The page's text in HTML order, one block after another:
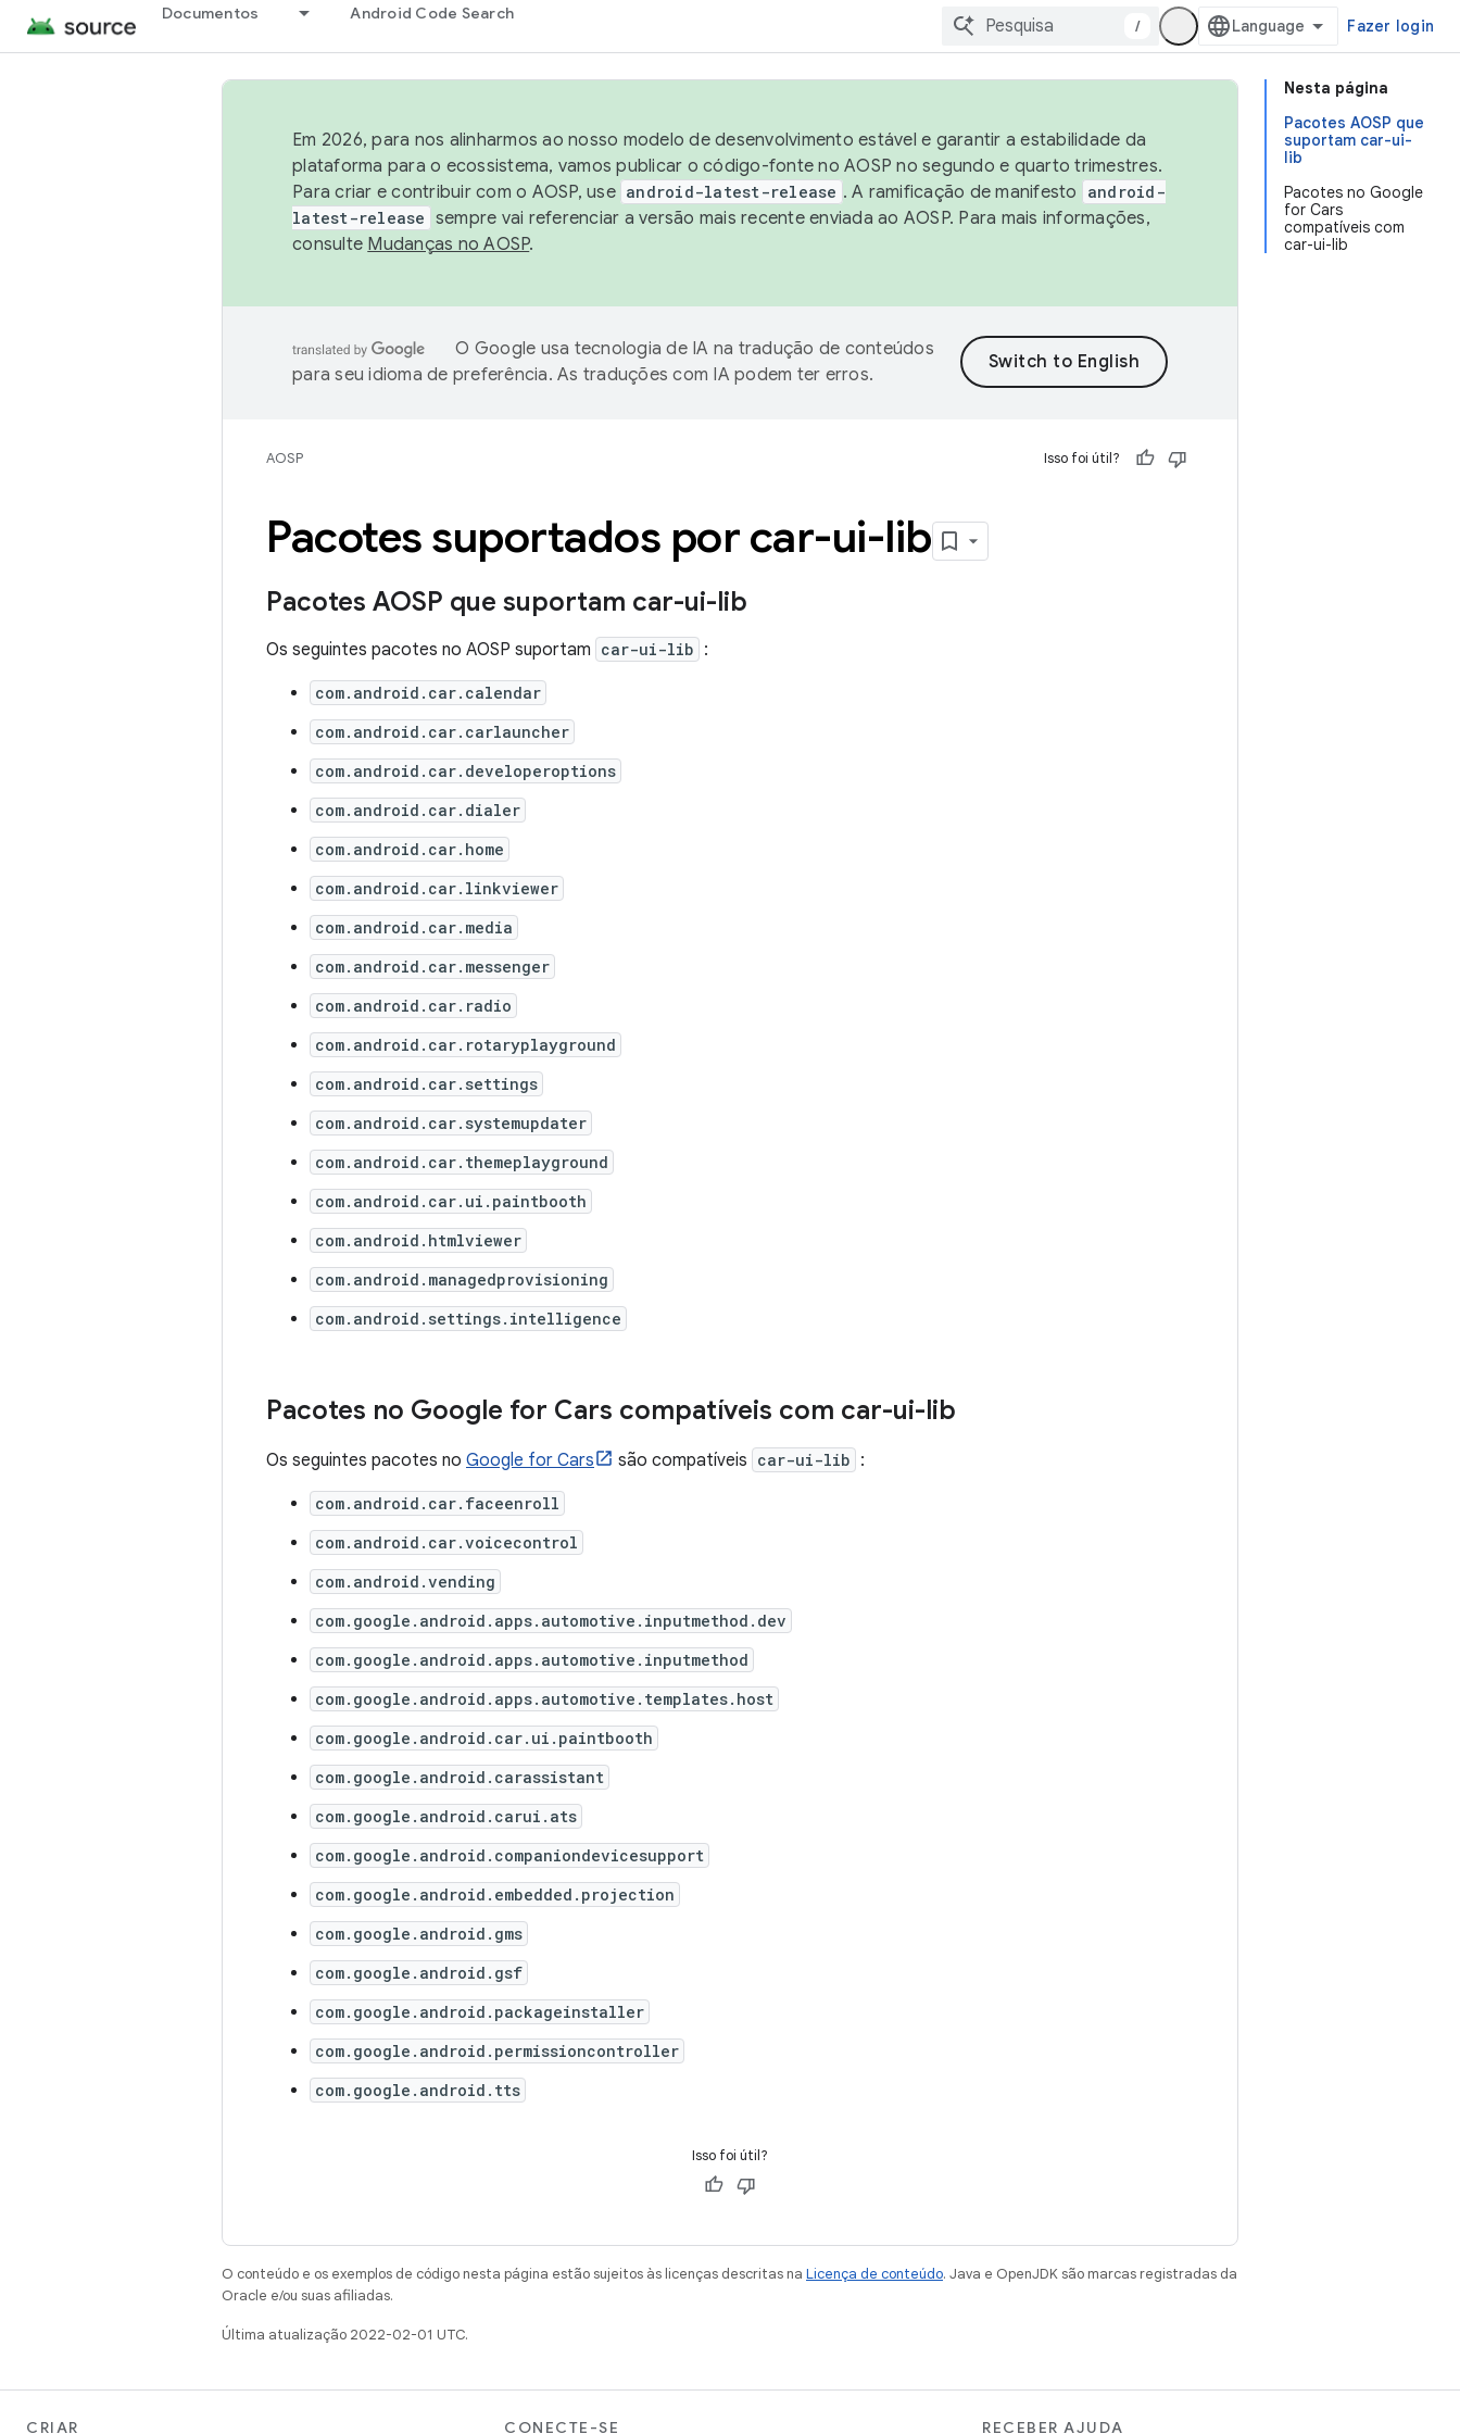
Documentos Android Code Search
/ Fazer login
Nesta página
Pacotes AOSP que
suportam car-ui-
lib
Pacotes no Google
for Cars
compatíveis com
car-ui-lib
Em 2026, para nos alinharmos ao nosso modelo de desenvolvimento estável e garantir a estabilidade da
plataforma para o ecossistema, vamos publicar o código-fonte no AOSP no segundo e quarto trimestres.
Para criar e contribuir com o AOSP, use android-latest-release . A ramificação de manifesto
android-
latest-release sempre vai referenciar a versão mais recente enviada ao AOSP. Para mais informações,
consulte Mudanças no AOSP.
O Google usa tecnologia de IA na tradução de conteúdos
para seu idioma de preferência. As traduções com IA podem ter erros.
AOSP Isso foi útil?
Pacotes suportados por car-ui-lib
Pacotes AOSP que suportam car-ui-lib
Os seguintes pacotes no AOSP suportam car-ui-lib :
com.android.car.calendar
com.android.car.carlauncher
com.android.car.developeroptions
com.android.car.dialer
com.android.car.home
com.android.car.linkviewer
com.android.car.media
com.android.car.messenger
com.android.car.radio
com.android.car.rotaryplayground
com.android.car.settings
com.android.car.systemupdater
com.android.car.themeplayground
com.android.car.ui.paintbooth
com.android.htmlviewer
com.android.managedprovisioning
com.android.settings.intelligence
Pacotes no Google for Cars compatíveis com car-ui-lib
Os seguintes pacotes no Google for Cars são compatíveis car-ui-lib :
com.android.car.faceenroll
com.android.car.voicecontrol
com.android.vending
com.google.android.apps.automotive.inputmethod.dev
com.google.android.apps.automotive.inputmethod
com.google.android.apps.automotive.templates.host
com.google.android.car.ui.paintbooth
com.google.android.carassistant
com.google.android.carui.ats
com.google.android.companiondevicesupport
com.google.android.embedded.projection
com.google.android.gms
com.google.android.gsf
com.google.android.packageinstaller
com.google.android.permissioncontroller
com.google.android.tts
Isso foi útil?
O conteúdo e os exemplos de código nesta página estão sujeitos às licenças descritas na Licença de conteúdo. Java e OpenJDK são marcas registradas da
Oracle e/ou suas afiliadas.
Última atualização 2022-02-01 UTC.
CRIAR CONECTE-SE RECEBER AJUDA